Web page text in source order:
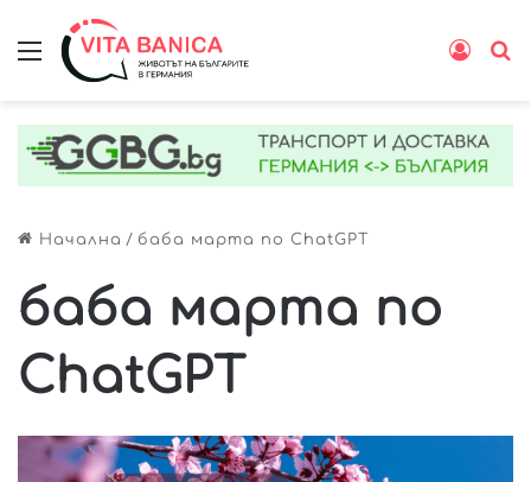
Меню
Начална / баба марта по ChatGPT
баба марта по
ChatGPT